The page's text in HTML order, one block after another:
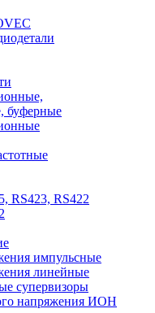
буферные
RS423, RS422
импульсные
линейные
супервизоры
напряжения ИОН